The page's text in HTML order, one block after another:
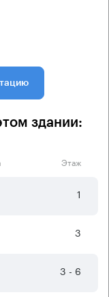
здании:
Этаж
1
3
3 - 6